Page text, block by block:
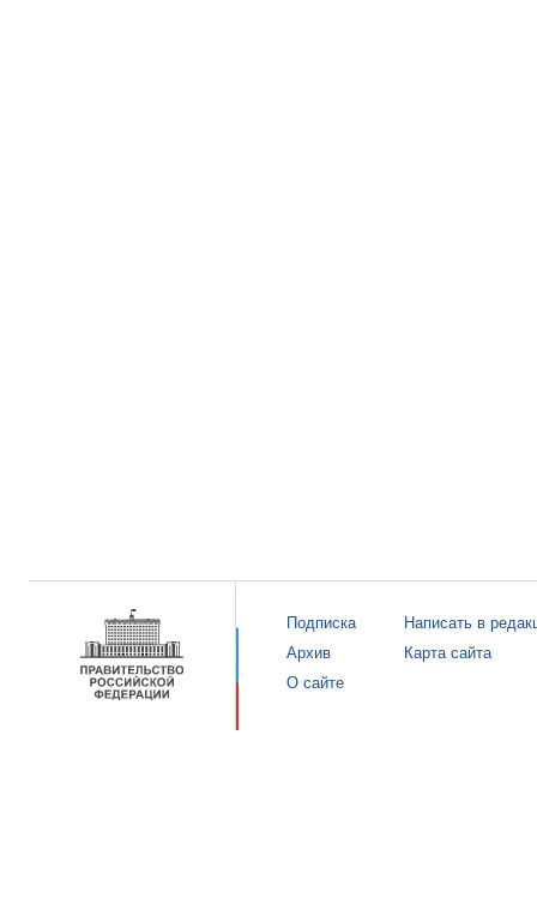
Подписка
Архив
О сайте
Написать в
Карта сайта